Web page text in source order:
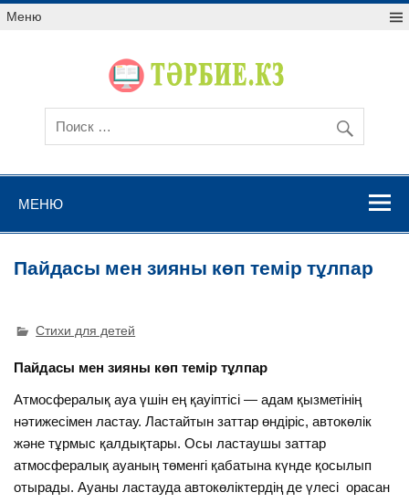
Меню
МЕНЮ
Пайдасы мен зияны көп темір тұлпар
Стихи для детей
Пайдасы мен зияны көп темір тұлпар
Атмосфералық ауа үшін ең қауіптісі — адам қызметінің
нәтижесімен ластау. Ластайтын заттар өндіріс, автокөлік
және тұрмыс қалдықтары. Осы ластаушы заттар
атмосфералық ауаның төменгі қабатына күнде қосылып
отырады. Ауаны ластауда автокөліктердің де үлесі орасан